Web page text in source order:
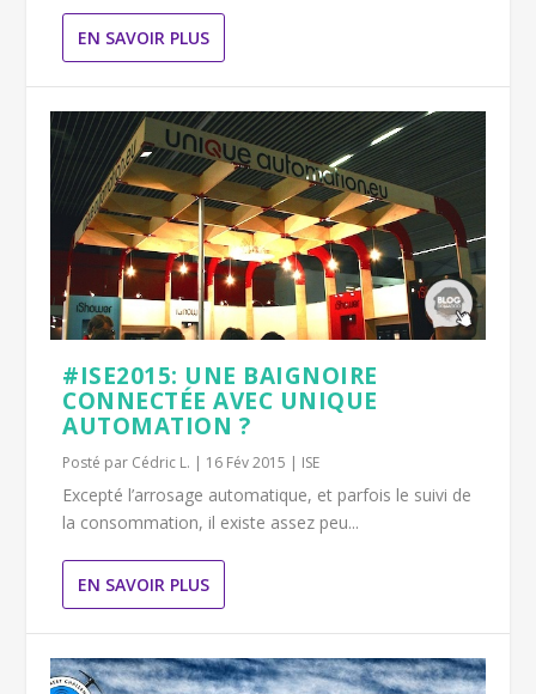
EN SAVOIR PLUS
#ISE2015: UNE BAIGNOIRE
CONNECTÉE AVEC UNIQUE
AUTOMATION ?
Posté par Cédric L. | 16 Fév 2015 | ISE
Excepté l’arrosage automatique, et parfois le suivi de
la consommation, il existe assez peu...
EN SAVOIR PLUS